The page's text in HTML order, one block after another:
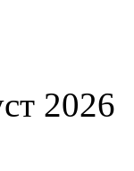
2026